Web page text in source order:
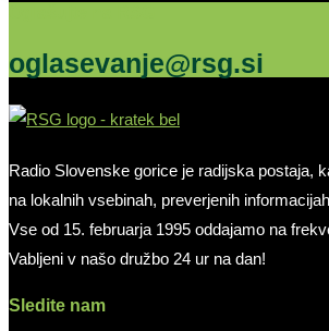
oglasevanje@rsg.si
Radio Slovenske gorice je radijska postaja,
na lokalnih vsebinah, preverjenih
Vse od 15. februarja 1995 oddajamo na
Vabljeni v našo družbo 24 ur na dan!
Sledite nam